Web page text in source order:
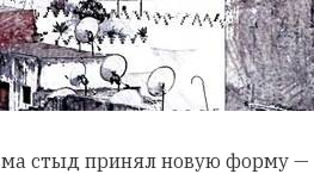
стыд принял новую форму